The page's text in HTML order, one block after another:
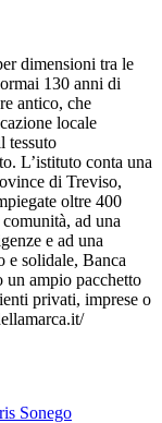
dimensioni tra le
130 anni di
antico, che
locale
tessuto
L’istituto conta una
di Treviso,
oltre 400
ad una
e ad una
e solidale, Banca
un ampio pacchetto
privati, imprese o
Sonego